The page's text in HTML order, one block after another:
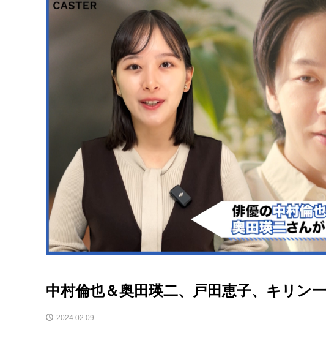
中村倫也＆奥田瑛二、戸田恵子、キリン
2024.02.09